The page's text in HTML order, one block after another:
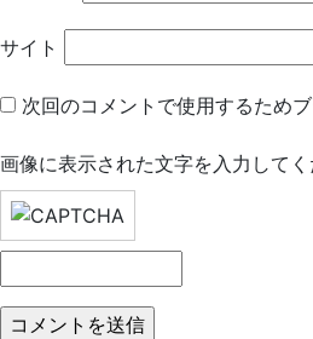
サイト
次回のコメントで使用するため
画像に表示された文字を入力して